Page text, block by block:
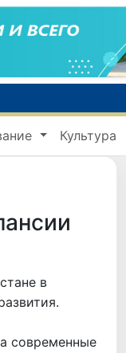
Культура
в
современные